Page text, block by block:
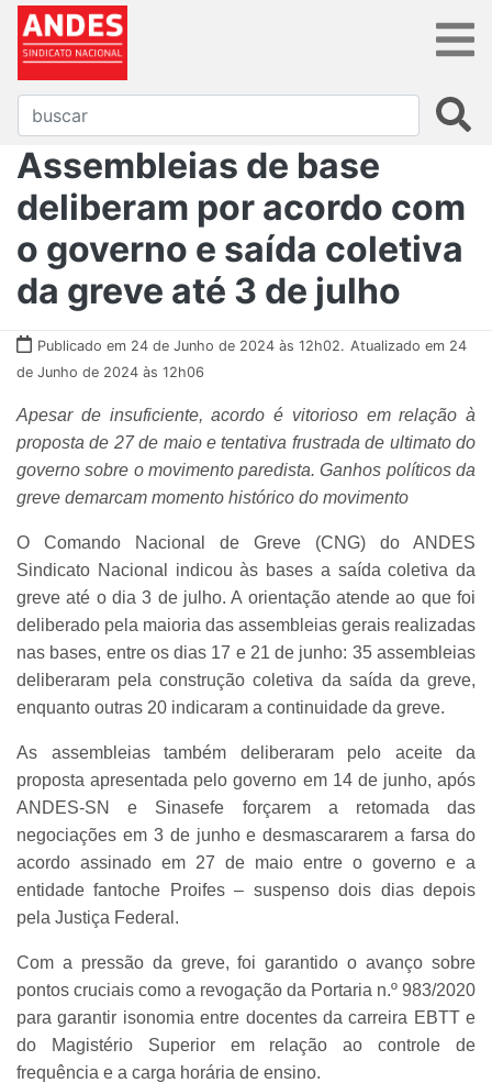
Assembleias de base
deliberam por acordo com
o governo e saída coletiva
da greve até 3 de julho
Publicado em 24 de Junho de 2024 às 12h02. Atualizado em 24
de Junho de 2024 às 12h06
Apesar de insuficiente, acordo é vitorioso em relação à
proposta de 27 de maio e tentativa frustrada de ultimato do
governo sobre o movimento paredista. Ganhos políticos da
greve demarcam momento histórico do movimento
O Comando Nacional de Greve (CNG) do ANDES
Sindicato Nacional indicou às bases a saída coletiva da
greve até o dia 3 de julho. A orientação atende ao que foi
deliberado pela maioria das assembleias gerais realizadas
nas bases, entre os dias 17 e 21 de junho: 35 assembleias
deliberaram pela construção coletiva da saída da greve,
enquanto outras 20 indicaram a continuidade da greve.
As assembleias também deliberaram pelo aceite da
proposta apresentada pelo governo em 14 de junho, após
ANDES-SN e Sinasefe forçarem a retomada das
negociações em 3 de junho e desmascararem a farsa do
acordo assinado em 27 de maio entre o governo e a
entidade fantoche Proifes – suspenso dois dias depois
pela Justiça Federal.
Com a pressão da greve, foi garantido o avanço sobre
pontos cruciais como a revogação da Portaria n.º 983/2020
para garantir isonomia entre docentes da carreira EBTT e
do Magistério Superior em relação ao controle de
frequência e a carga horária de ensino.